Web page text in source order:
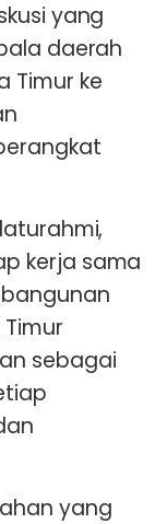
yang
daerah
Timur ke
kerja sama
sebagai
yang